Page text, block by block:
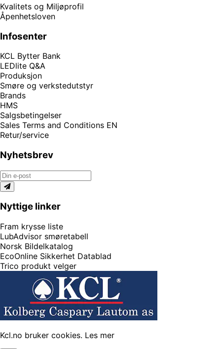
Kvalitets og Miljøprofil
Åpenhetsloven
Infosenter
KCL Bytter Bank
LEDlite Q&A
Produksjon
Smøre og verkstedutstyr
Brands
HMS
Salgsbetingelser
Sales Terms and Conditions EN
Retur/service
Nyhetsbrev
Nyttige linker
Fram krysse liste
LubAdvisor smøretabell
Norsk Bildelkatalog
EcoOnline Sikkerhet Datablad
Trico produkt velger
Kcl.no bruker cookies. Les mer